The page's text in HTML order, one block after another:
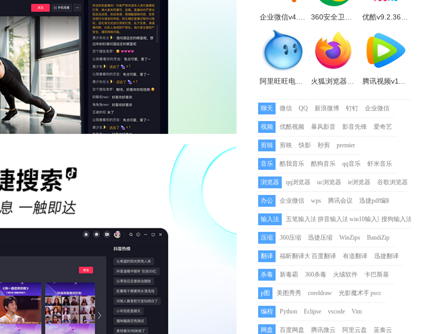
聊天 微信 QQ 新浪微博 钉钉 企业微信
视频 优酷视频 暴风影音 影音先锋 爱奇艺
剪辑 剪映 快影 秒剪 premier
音乐 酷我音乐 酷狗音乐 qq音乐 虾米音乐
浏览器 qq浏览器 uc浏览器 ie浏览器 谷歌浏览器
办公 企业微信 wps 腾讯会议 迅捷pdf编辑器
输入法 五笔输入法 拼音输入法 win10输入法搜狗输入法
压缩 360压缩 迅捷压缩 WinZips BandiZip
翻译 福昕翻译大师百度翻译 有道翻译 迅捷翻译
杀毒 新毒霸 360杀毒 火绒软件 卡巴斯基
p图 美图秀秀 coreldraw 光影魔术手 pscc
编程 Python Eclipse vscode Vim
网盘 百度网盘 腾讯微云 阿里云盘 蓝奏云